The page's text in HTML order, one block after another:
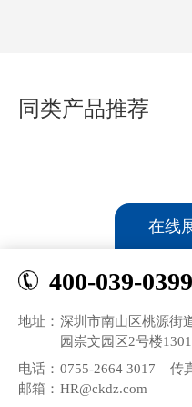
同类产品推荐
在线
400-039-0399
地址： 深圳市南山区桃源街
园崇文园区2号楼
电话： 0755-2664 3017 传
邮箱： HR@ckdz.com